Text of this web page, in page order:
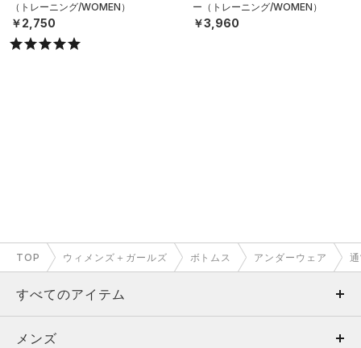
（トレーニング/WOMEN）
￥2,750
ー（トレーニング/WOMEN）
￥3,960
TOP ウィメンズ＋ガールズ ボトムス アンダーウェア
すべてのアイテム
メンズ
メンズ